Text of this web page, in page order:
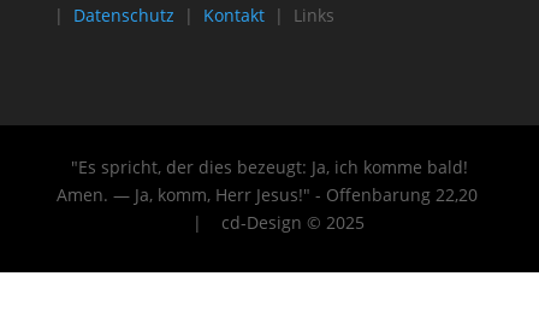
| Datenschutz | Kontakt| Links
"Es spricht, der dies bezeugt: Ja, ich komme bald!
Amen. — Ja, komm, Herr Jesus!" - Offenbarung 22,20
| cd-Design © 2025